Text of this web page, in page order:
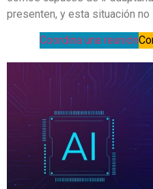
presenten, y esta situación no
Coordina una reunión